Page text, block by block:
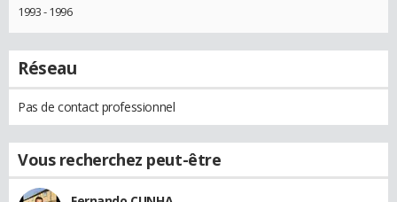
1993 - 1996
Réseau
Pas de contact professionnel
Vous recherchez peut-être